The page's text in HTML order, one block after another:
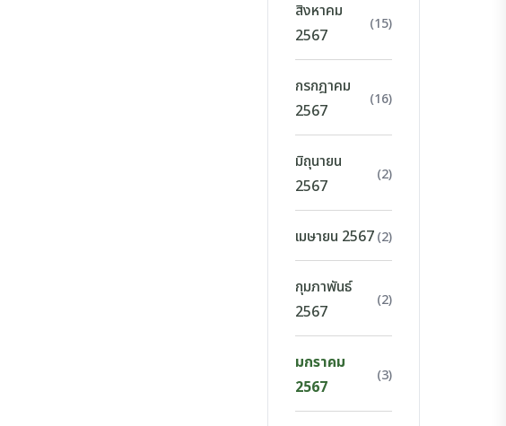
สิงหาคม
2567
(15)
กรกฎาคม
2567
(16)
มิถุนายน
2567
(2)
เมษายน 2567(2)
กุมภาพันธ์
2567
(2)
มกราคม
2567
(3)